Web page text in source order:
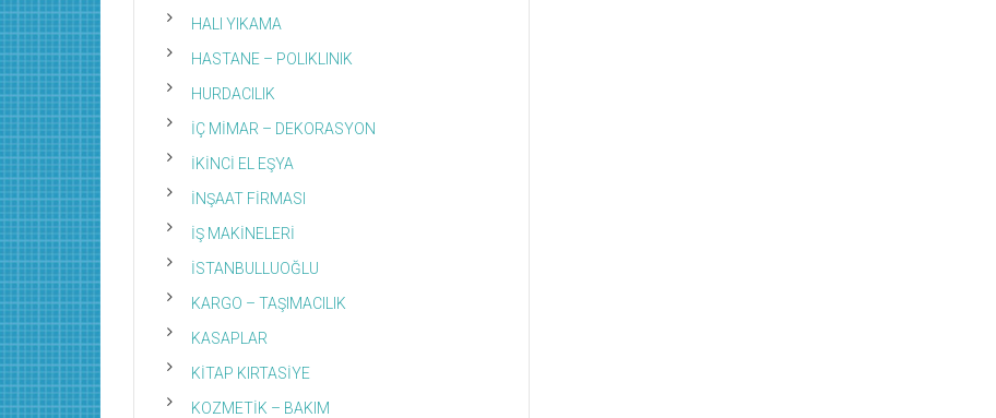
HALI YIKAMA
HASTANE – POLIKLINIK
HURDACILIK
İÇ MİMAR – DEKORASYON
İKİNCİ EL EŞYA
İNŞAAT FİRMASI
İŞ MAKİNELERİ
İSTANBULLUOĞLU
KARGO – TAŞIMACILIK
KASAPLAR
KİTAP KIRTASİYE
KOZMETİK – BAKIM